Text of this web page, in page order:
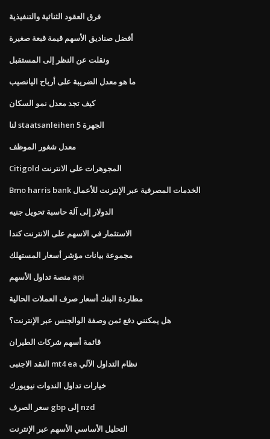
فرق العقود الثنائية والتنفيذية
أفضل صناديق الأسهم قيمة قبعة صغيرة
ونقلت عن النظر إلى المستقبل
ما هو معدل الضريبة على أرباح اليانصيب
كيف تجد معدل نمو السكان
لنا staatsanleihen 5 الجهرة
معدل شغور الموظف
Citigold المجوهرات على الانترنت
Bmo harris bank الخدمات المصرفية عبر الإنترنت للأعمال
الدولار إلى آلة حاسبة تحويل جنيه
الاستثمار في الاسهم على الانترنت كندا
مجموعة بيانات مؤشر أسعار المستهلك
منصة تداول الأسهم api
مطاردة البنك أسعار صرف العملات الحالية
هل يمكنني دفع ثمن وصفة الوالجنس عبر الإنترنت؟
قائمة أسهم شركات الطيران
النقد الاجنبى mt4 ea نظام التداول الآلي
خيارات تداول الندوات نيويورك
سعر الصرف gbp إلى nzd
التحليل الأساسي الأسهم عبر الإنترنت